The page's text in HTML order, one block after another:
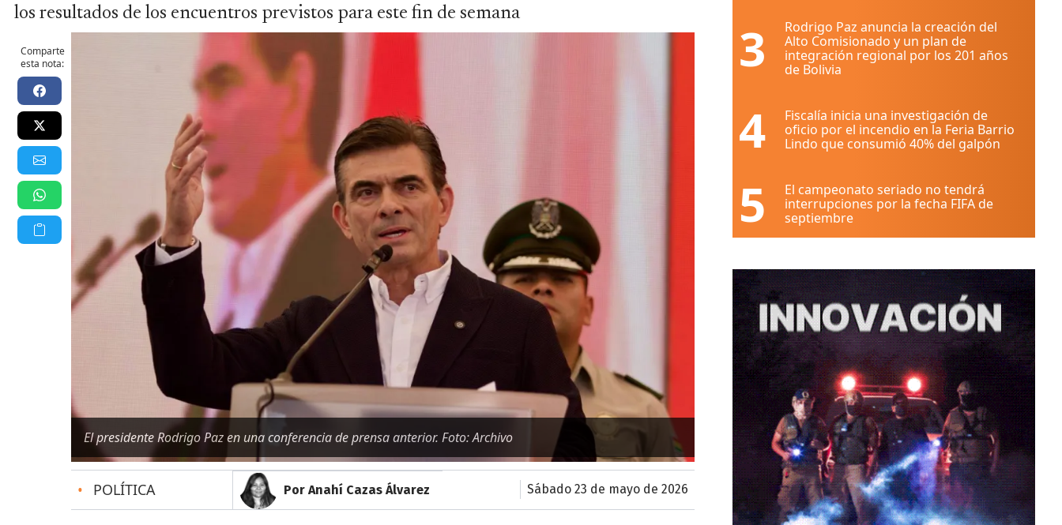
los resultados de los encuentros previstos para este fin de semana
Comparte
esta nota:
El presidente Rodrigo Paz en una conferencia de prensa anterior. Foto: Archivo
• POLÍTICA Por Anahí Cazas Álvarez sábado 23 de mayo de 2026
3
Rodrigo Paz anuncia la creación del
Alto Comisionado y un plan de
integración regional por los 201 años
de Bolivia
4
Fiscalía inicia una investigación de
oficio por el incendio en la Feria Barrio
Lindo que consumió 40% del galpón
5
El campeonato seriado no tendrá
interrupciones por la fecha FIFA de
septiembre